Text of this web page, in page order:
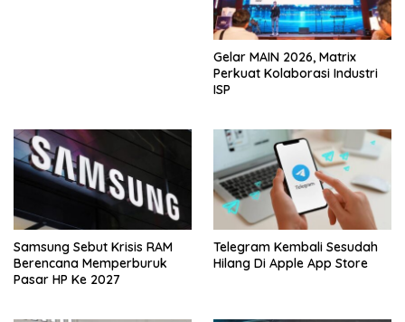
Gelar MAIN 2026, Matrix
Perkuat Kolaborasi Industri
ISP
Samsung Sebut Krisis RAM
Berencana Memperburuk
Pasar HP Ke 2027
Telegram Kembali Sesudah
Hilang Di Apple App Store